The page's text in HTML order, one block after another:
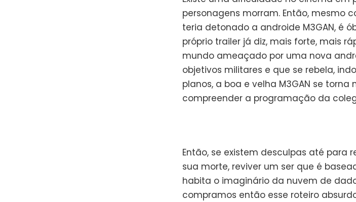
personagens morram. Então, mesmo
teria detonado a androide M3GAN, é
próprio trailer já diz, mais forte, mais
mundo ameaçado por uma nova
objetivos militares e que se rebela,
planos, a boa e velha M3GAN se
compreender a programação da
Então, se existem desculpas até para
sua morte, reviver um ser que é
habita o imaginário da nuvem de
compramos então esse roteiro